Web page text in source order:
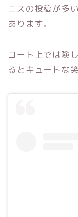
ニスの投稿が多
あります。
コート上では険
るとキュートな